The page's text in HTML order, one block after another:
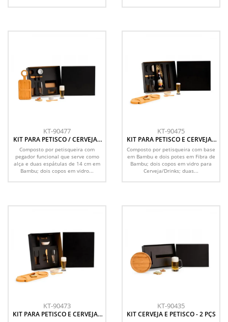
KT-90477
KIT PARA PETISCO / CERVEJA -
7 PÇS
Composto por petisqueira com
pegador funcional que serve como
alça e duas espátulas de 14 cm em
Bambu; dois copos em vidro...
KT-90475
KIT PARA PETISCO E CERVEJA -
7 PÇS
Composto por petisqueira com base
em Bambu e dois potes em Fibra de
Bambu; dois copos em vidro para
Cerveja/Drinks; duas...
KT-90473
KIT PARA PETISCO E CERVEJA -
KT-90435
KIT CERVEJA E PETISCO - 2 PÇS